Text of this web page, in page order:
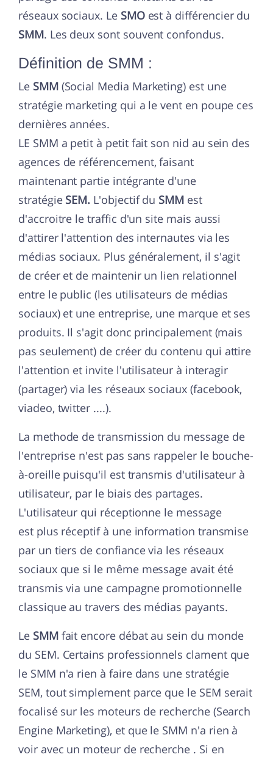
réseaux sociaux. Le SMOest à différencier du
SMM. Les deux sont souvent confondus.
Définition de SMM :
Le SMM(Social Media Marketing) est une
stratégie marketing qui a le vent en poupe ces
dernières années.
LE SMM a petit à petit fait son nid au sein des
agences de référencement, faisant
maintenant partie intégrante d'une
stratégie SEM. L'objectif du SMM est
d'accroitre le traffic d'un site mais aussi
d'attirer l'attention des internautes via les
médias sociaux. Plus généralement, il s'agit
de créer et de maintenir un lien relationnel
entre le public (les utilisateurs de médias
sociaux) et une entreprise, une marque et ses
produits. Il s'agit donc principalement (mais
pas seulement) de créer du contenu qui attire
l'attention et invite l'utilisateur à interagir
(partager) via les réseaux sociaux (facebook,
viadeo, twitter ....).
La methode de transmission du message de
l'entreprise n'est pas sans rappeler le bouche-
à-oreille puisqu'il est transmis d'utilisateur à
utilisateur, par le biais des partages.
L'utilisateur qui réceptionne le message
est plus réceptif à une information transmise
par un tiers de confiance via les réseaux
sociaux que si le même message avait été
transmis via une campagne promotionnelle
classique au travers des médias payants.
Le SMM fait encore débat au sein du monde
du SEM. Certains professionnels clament que
le SMM n'a rien à faire dans une stratégie
SEM, tout simplement parce que le SEM serait
focalisé sur les moteurs de recherche (Search
Engine Marketing), et que le SMM n'a rien à
voir avec un moteur de recherche . Si en